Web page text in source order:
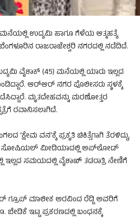
ಉದ್ಯಮಿ ಹಾಗೂ ಗೆಳೆಯ ಆತ್ಮಹತ್ಯೆ
ರಾಜರಾಜೇಶ್ವರಿ ನಗರದಲ್ಲಿ ನಡೆದಿದೆ.
ವೈಶಾಕ್ (45) ಮನೆಯಲ್ಲಿ ಯಾರು ಇಲ್ಲದ
ಆರ್‌ಆರ್ ನಗರ ಪೊಲೀಸರು ಸ್ಥಳಕ್ಕೆ
ಮೃತದೇಹವನ್ನು ಮರಣೋತ್ತರ
ರವಾನಿಸಲಾಗಿದೆ.
‘ಕ್ಷೇಮ ವನ’ಕ್ಕೆ ಪ್ರಕೃತಿ ಚಿಕಿತ್ಸೆಗಾಗಿ ತೆರಳಿದ್ದು,
ಸೋಷಿಯಲ್ ಮೀಡಿಯಾದಲ್ಲಿ ಅಪ್‌ಲೋಡ್
ಸಮಯದಲ್ಲಿ ವೈಶಾಖ್ ತಡರಾತ್ರಿ ನೇಣಿಗೆ
ಗ್ರೂಪ್ ಮಾಲೀಕ ಅರವಿಂದ ರೆಡ್ಡಿ ಅವರಿಗೆ
ಇಟ್ಟ ಪ್ರಕರಣದಲ್ಲಿ ಬಂಧನಕ್ಕೆ